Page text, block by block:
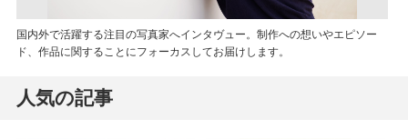
国内外で活躍する注目の写真家へインタヴュー。制作への想いやエピソー
ド、作品に関することにフォーカスしてお届けします。
人気の記事